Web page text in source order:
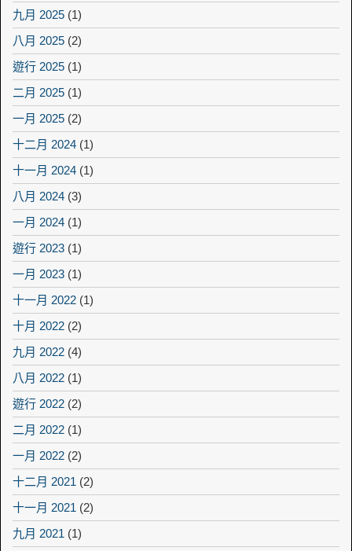
九月 2025 (1)
八月 2025 (2)
遊行 2025 (1)
二月 2025 (1)
一月 2025 (2)
十二月 2024 (1)
十一月 2024 (1)
八月 2024 (3)
一月 2024 (1)
遊行 2023 (1)
一月 2023 (1)
十一月 2022 (1)
十月 2022 (2)
九月 2022 (4)
八月 2022 (1)
遊行 2022 (2)
二月 2022 (1)
一月 2022 (2)
十二月 2021 (2)
十一月 2021 (2)
九月 2021 (1)